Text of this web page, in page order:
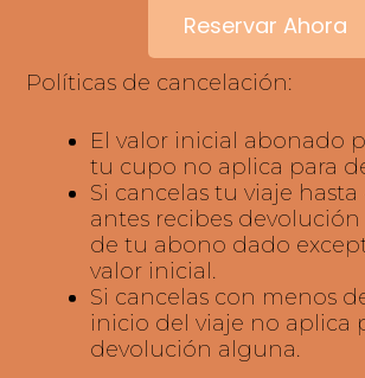
USD $690
* Valor por persona en
Reservar Ahora
Políticas de cancelación:
El valor inicial abonado
tu cupo no aplica para
Si cancelas tu viaje hasta
antes recibes devolución
de tu abono dado